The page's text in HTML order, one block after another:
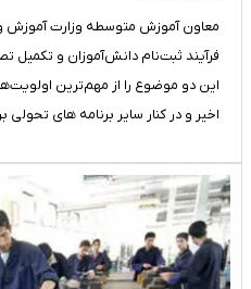
معاون آموزش متوسطه وزارت آموزش
فرآیند ثبت‌نام دانش‌آموزان و تکمیل
این دو موضوع را از مهم‌ترین
اخیر و در کنار سایر برنامه های تحولی